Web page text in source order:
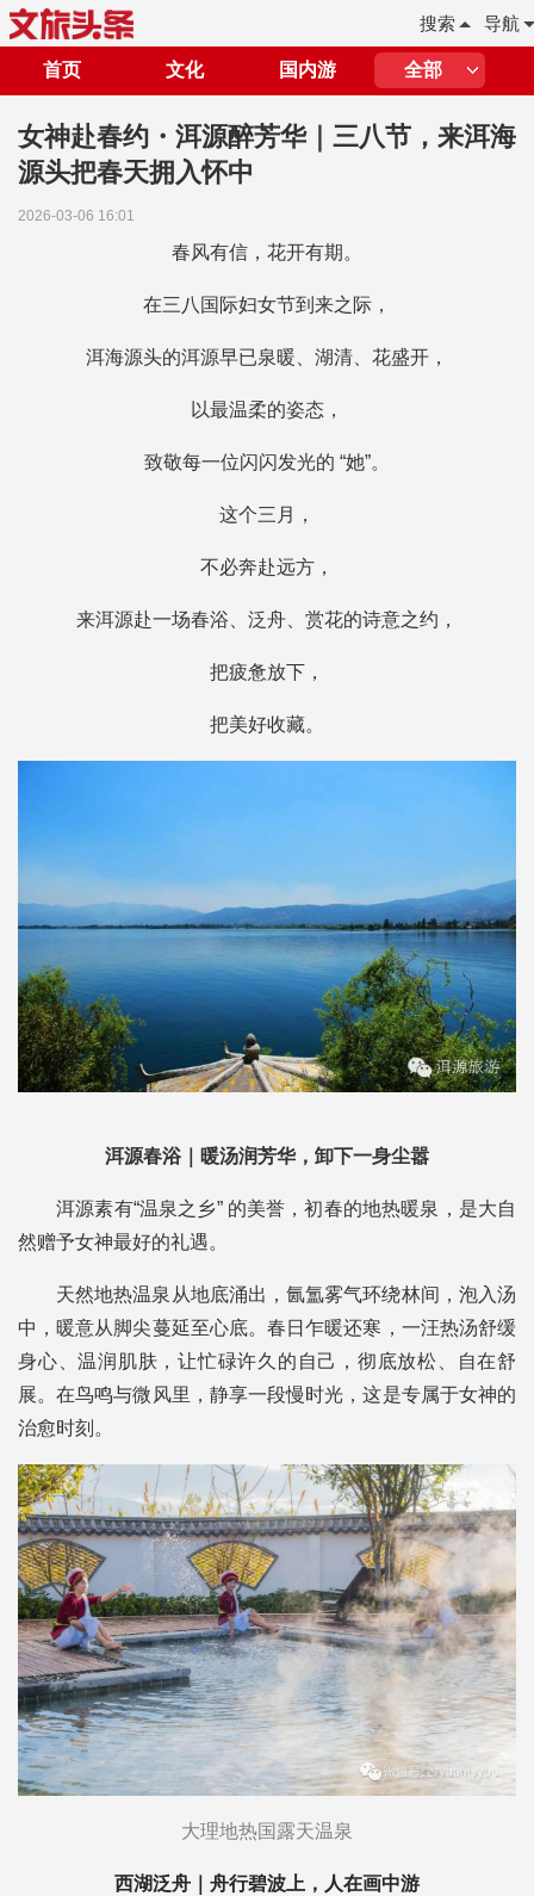
导航
搜索
首页 文化 国内游 全部
女神赴春约・洱源醉芳华｜三八节，来洱海
源头把春天拥入怀中
2026-03-06 16:01
春风有信，花开有期。
在三八国际妇女节到来之际，
洱海源头的洱源早已泉暖、湖清、花盛开，
以最温柔的姿态，
致敬每一位闪闪发光的 “她”。
这个三月，
不必奔赴远方，
来洱源赴一场春浴、泛舟、赏花的诗意之约，
把疲惫放下，
把美好收藏。
洱源春浴｜暖汤润芳华，卸下一身尘嚣
洱源素有“温泉之乡” 的美誉，初春的地热暖泉，是大自
然赠予女神最好的礼遇。
天然地热温泉从地底涌出，氤氲雾气环绕林间，泡入汤
中，暖意从脚尖蔓延至心底。春日乍暖还寒，一汪热汤舒缓
身心、温润肌肤，让忙碌许久的自己，彻底放松、自在舒
展。在鸟鸣与微风里，静享一段慢时光，这是专属于女神的
治愈时刻。
大理地热国露天温泉
西湖泛舟｜舟行碧波上，人在画中游